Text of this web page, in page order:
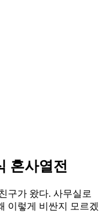
혼사열전
구가 왔다. 사무실로
이렇게 비싼지 모르겠